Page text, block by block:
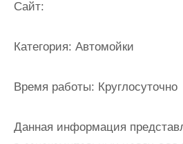
Cайт:
Категория: Автомойки
Время работы: Круглосуточно
Данная информация